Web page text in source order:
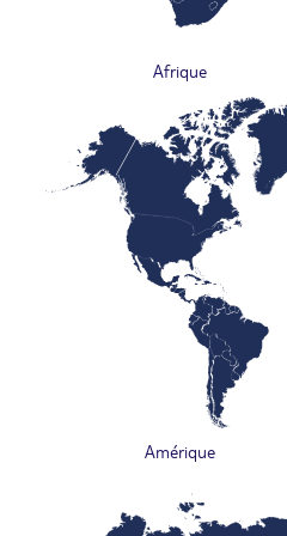
Afrique
Amérique